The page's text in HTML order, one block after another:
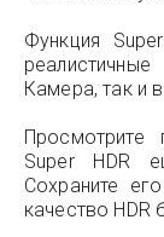
Функция
Камера, так и
Просмотрите
Super HDR
Сохраните
качество